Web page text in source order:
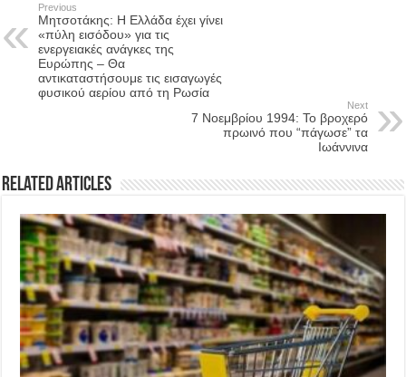
Previous
Μητσοτάκης: Η Ελλάδα έχει γίνει
«πύλη εισόδου» για τις
ενεργειακές ανάγκες της
Ευρώπης – Θα
αντικαταστήσουμε τις εισαγωγές
φυσικού αερίου από τη Ρωσία
Next
7 Νοεμβρίου 1994: Το βροχερό
πρωινό που “πάγωσε” τα
Ιωάννινα
Related Articles